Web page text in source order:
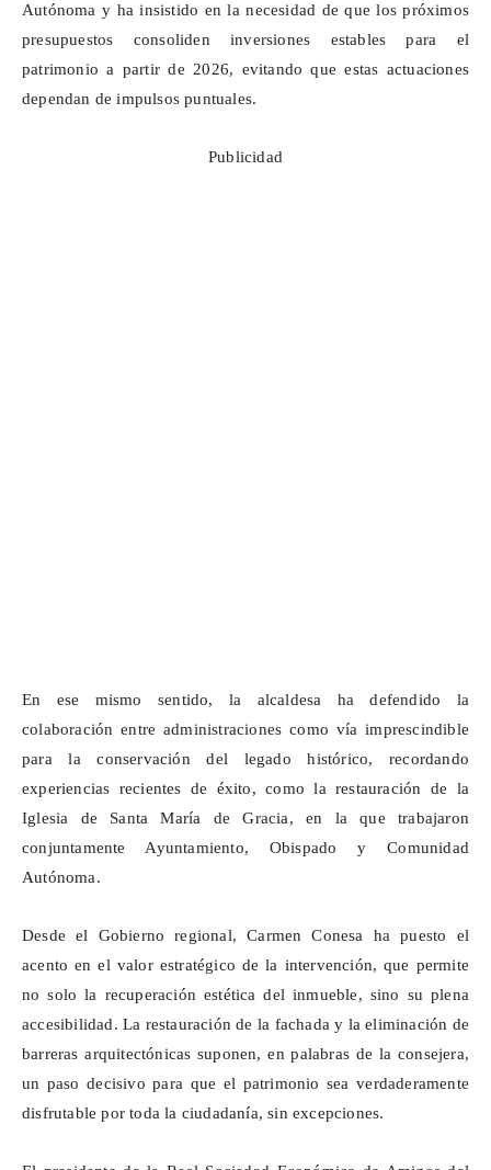
Autónoma y ha insistido en la necesidad de que los próximos
presupuestos consoliden inversiones estables para el
patrimonio a partir de 2026, evitando que estas actuaciones
dependan de impulsos puntuales.
Publicidad
En ese mismo sentido, la alcaldesa ha defendido la
colaboración entre administraciones como vía imprescindible
para la conservación del legado histórico, recordando
experiencias recientes de éxito, como la restauración de la
Iglesia de Santa María de Gracia, en la que trabajaron
conjuntamente Ayuntamiento, Obispado y Comunidad
Autónoma.
Desde el Gobierno regional, Carmen Conesa ha puesto el
acento en el valor estratégico de la intervención, que permite
no solo la recuperación estética del inmueble, sino su plena
accesibilidad. La restauración de la fachada y la eliminación de
barreras arquitectónicas suponen, en palabras de la consejera,
un paso decisivo para que el patrimonio sea verdaderamente
disfrutable por toda la ciudadanía, sin excepciones.